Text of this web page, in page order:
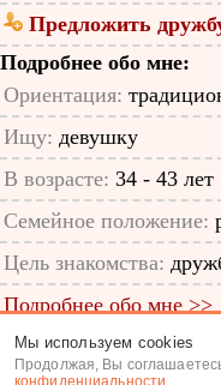
Предложить
Подробнее обо мне:
Ориентация:
Ищу: девушку
В возрасте: 34 - 43 лет
Семейное положение:
Цель знакомства:
Подробнее обо мне >>
ID анкеты: 64798096
Мы используем cookies
Продолжая, Вы
конфиденциальности